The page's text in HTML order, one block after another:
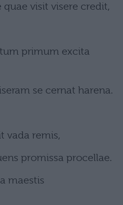
visit visere credit,
primum excita
se cernat harena.
vada remis,
promissa procellae.
maestis